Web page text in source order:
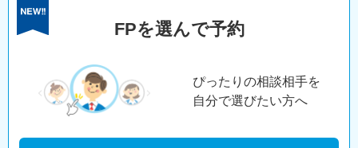
FPを選んで予約
ぴったりの相談相手を
自分で選びたい方へ